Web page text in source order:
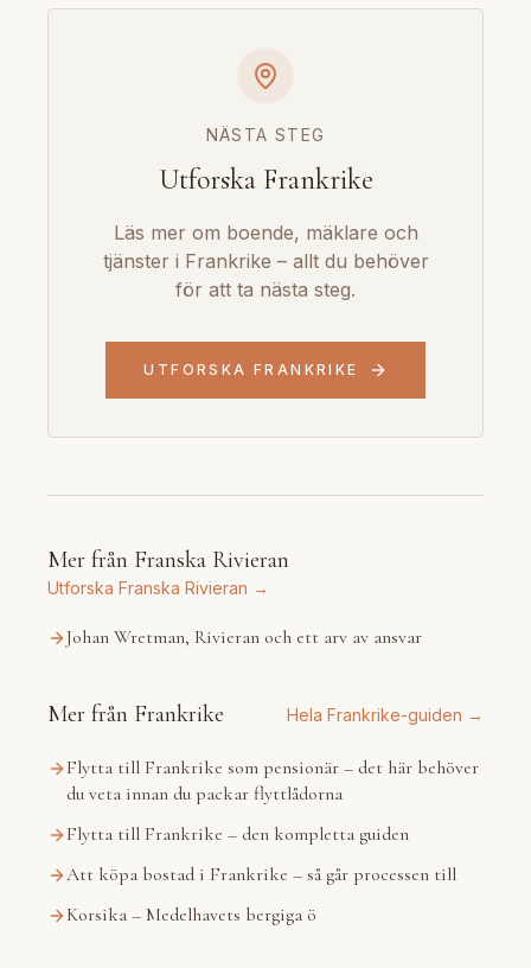
NÄSTA STEG
Utforska Frankrike
Läs mer om boende, mäklare och
tjänster i Frankrike – allt du behöver
för att ta nästa steg.
UTFORSKA FRANKRIKE
Mer från Franska Rivieran
Utforska Franska Rivieran →
Johan Wretman, Rivieran och ett arv av ansvar
Mer från Frankrike Hela Frankrike-guiden →
Flytta till Frankrike som pensionär – det här behöver
du veta innan du packar flyttlådorna
Flytta till Frankrike – den kompletta guiden
Att köpa bostad i Frankrike – så går processen till
Korsika – Medelhavets bergiga ö